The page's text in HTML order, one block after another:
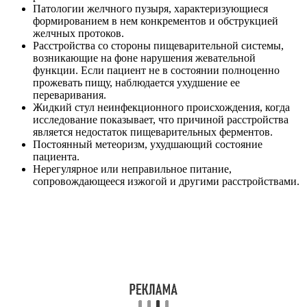
Патологии желчного пузыря, характеризующиеся
формированием в нем конкрементов и обструкцией
желчных протоков.
Расстройства со стороны пищеварительной системы,
возникающие на фоне нарушения жевательной
функции. Если пациент не в состоянии полноценно
прожевать пищу, наблюдается ухудшение ее
переваривания.
Жидкий стул неинфекционного происхождения, когда
исследование показывает, что причиной расстройства
является недостаток пищеварительных ферментов.
Постоянный метеоризм, ухудшающий состояние
пациента.
Нерегулярное или неправильное питание,
сопровождающееся изжогой и другими расстройствами.